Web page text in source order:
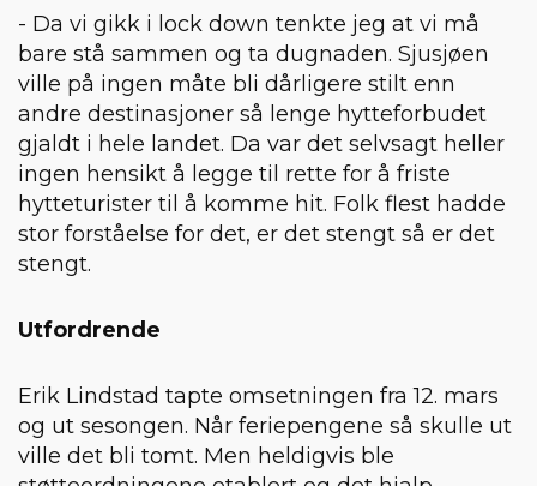
- Da vi gikk i lock down tenkte jeg at vi må
bare stå sammen og ta dugnaden. Sjusjøen
ville på ingen måte bli dårligere stilt enn
andre destinasjoner så lenge hytteforbudet
gjaldt i hele landet. Da var det selvsagt heller
ingen hensikt å legge til rette for å friste
hytteturister til å komme hit. Folk flest hadde
stor forståelse for det, er det stengt så er det
stengt.
Utfordrende
Erik Lindstad tapte omsetningen fra 12. mars
og ut sesongen. Når feriepengene så skulle ut
ville det bli tomt. Men heldigvis ble